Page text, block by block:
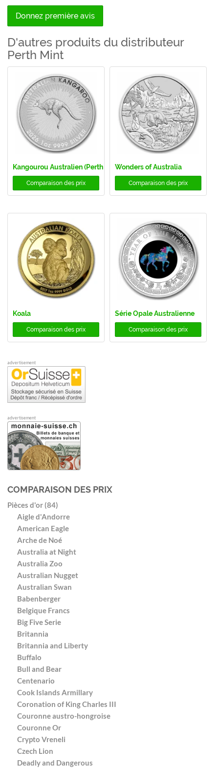
Donnez première avis
D'autres produits du distributeur
Perth Mint
Kangourou Australien (Perth Mint)
Comparaison des prix
Wonders of Australia
Comparaison des prix
Koala
Comparaison des prix
Série Opale Australienne
Comparaison des prix
advertisement
advertisement
COMPARAISON DES PRIX
Pièces d'or (84)
Aigle d'Andorre
American Eagle
Arche de Noé
Australia at Night
Australia Zoo
Australian Nugget
Australian Swan
Babenberger
Belgique Francs
Big Five Serie
Britannia
Britannia and Liberty
Buffalo
Bull and Bear
Centenario
Cook Islands Armillary
Coronation of King Charles III
Couronne austro-hongroise
Couronne Or
Crypto Vreneli
Czech Lion
Deadly and Dangerous